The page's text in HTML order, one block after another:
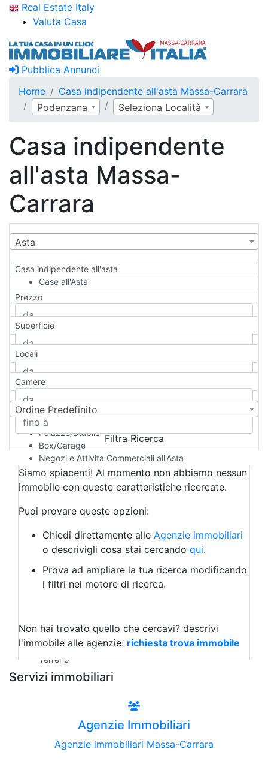
Real Estate Italy
Valuta Casa
Pubblica Annunci
Home
Casa indipendente all'asta Massa-Carrara
Podenzana
Seleziona Località
Casa indipendente
all'asta Massa-
Carrara
Asta
Casa indipendente all'asta
Case all'Asta
Qualsiasi
Appartamento
Casa indipendente
Casa Semi-indipendente
Attico/Mansarda
Rustico/Casale
Camera d'Albergo
Multiproprietà
Palazzo/Stabile
Box/Garage
Negozi e Attivita Commerciali all'Asta
Qualsiasi
Attività/Licenza Commerciale
Azienda Agricola
Bar/Ristorante
Albergo
Laboratorio Artigianale
Negozio/locale commerciale
Agriturismo
Magazzini
Qualsiasi
Terreno edificabile
Terreno
Prezzo
Superficie
Locali
Camere
Ordine Predefinito
Filtra Ricerca
Siamo spiacenti! Al momento non abbiamo nessun
immobile con queste caratteristiche ricercate.
Puoi provare queste opzioni:
Chiedi direttamente alle Agenzie immobiliari
o descrivigli cosa stai cercando qui.
Prova ad ampliare la tua ricerca modificando
i filtri nel motore di ricerca.
Non hai trovato quello che cercavi? descrivi
l'immobile alle agenzie: richiesta trova immobile
Servizi immobiliari
Agenzie Immobiliari
Agenzie immobiliari Massa-Carrara